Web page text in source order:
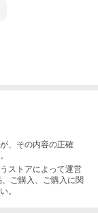
、その内容の正確
ストアによって運営
ご購入 、ご購入に関
。